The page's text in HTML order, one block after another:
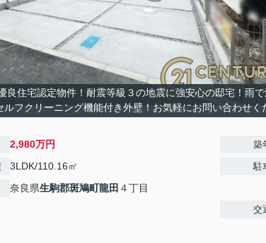
良住宅認定物件！耐震等級３の地震に強安心の邸宅！雨
ルフクリーニング機能付き外壁！お気軽にお問い合わせく
2,980万円
3LDK/110.16㎡
奈良県生駒郡斑鳩町龍田 ４丁目
築
駐
交